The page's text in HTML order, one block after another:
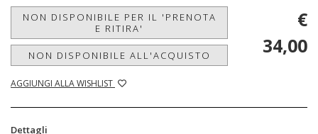
NON DISPONIBILE PER IL 'PRENOTA
E RITIRA'
NON DISPONIBILE ALL'ACQUISTO
AGGIUNGI ALLA WISHLIST
€
34,00
Dettagli